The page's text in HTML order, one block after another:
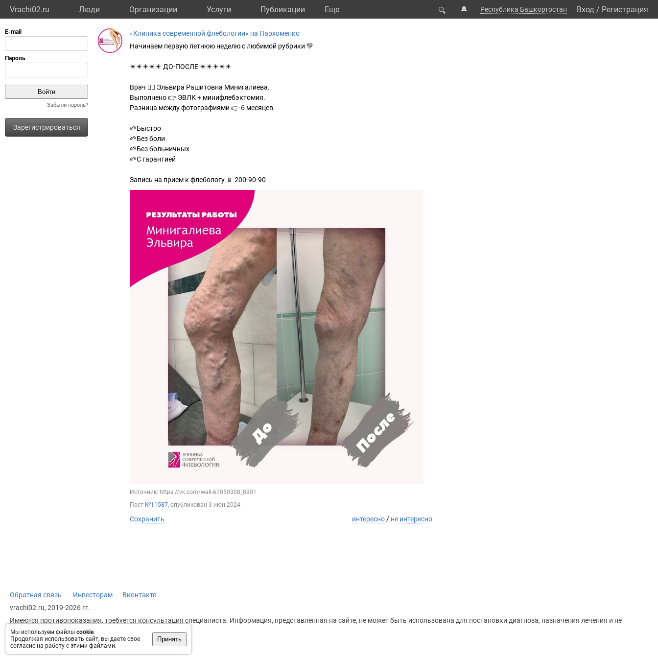
Vrachi02.ru Люди Организации Услуги Публикации Eще 🔍 🔔 Республика Башкортостан Вход / Регистрация
Забыли пароль?
Зарегистрироваться
Мы используем файлы cookie.
Продолжая использовать сайт, вы даете свое
согласие на работу с этими файлами.
Принять
«Клиника современной флебологии» на Пархоменко
Начинаем первую летнюю неделю с любимой рубрики 💚
☀☀☀☀☀ ДО-ПОСЛЕ ☀☀☀☀☀
Врач 👩‍⚕ Эльвира Рашитовна Минигалиева.
Выполнено 👉 ЭВЛК + минифлебэктомия.
Разница между фотографиями 👉 6 месяцев.
🌱Быстро
🌱Без боли
🌱Без больничных
🌱С гарантией
Запись на прием к флебологу 📱 200-90-90
Источник: https://vk.com/wall-67850308_8901
Пост №11587, опубликован 3 июн 2024
Сохранить интересно / не интересно
Обратная связь Инвесторам
Вконтакте
vrachi02.ru, 2019-2026 гг.
Имеются противопоказания, требуется консультация специалиста. Информация, представленная на сайте, не может быть использована для постановки диагноза, назначения лечения и не
заменяет прием врача.
Возрастное ограничение: 18+